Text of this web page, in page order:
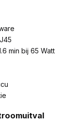
min bij 65 Watt